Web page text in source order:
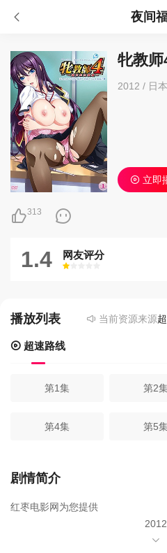
夜间
牝教
2012 / 日本
313
立即
1.4 网友评分
很差
较差还行推荐
力荐
播放列表 当前资源来源超
超速路线
第1集 第2
第4集 第5
剧情简介
红枣电影网为您提供
2012
年由未知主演,未知导演的《牝教师